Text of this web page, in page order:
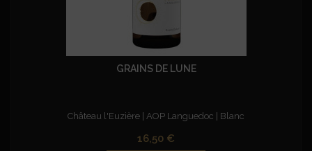
GRAINS DE LUNE
Château l'Euzière | AOP Languedoc | Blanc
Prix
16,50 €